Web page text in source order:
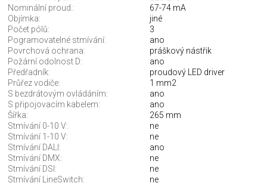
Nominální proud.:
67-74 mA
Objímka:
jiné
Počet pólů:
3
Pogramovatelné stmívání:
ano
Povrchová ochrana:
práškový nástřik
Požární odolnost D:
ano
Předřadník:
proudový LED driver
Průřez vodiče:
1 mm2
S bezdrátovým ovládáním:
ano
S připojovacím kabelem:
ano
Šířka:
265 mm
Stmívání 0-10 V:
ne
Stmívání 1-10 V:
ne
Stmívání DALI:
ano
Stmívání DMX:
ne
Stmívání DSI:
ne
Stmívání LineSwitch:
ne